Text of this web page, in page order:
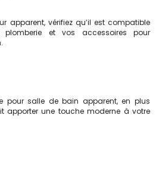
apparent, vérifiez qu’il est compatible
et vos accessoires pour
pour salle de bain apparent, en plus
apporter une touche moderne à votre